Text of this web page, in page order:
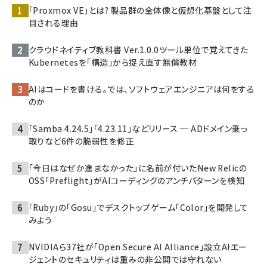
「Proxmox VE」とは? 製品群の全体像と仮想化基盤として注
目される理由
クラウドネイティブ教科書 Ver.1.0.0――ツール単位で覚えてきた
Kubernetesを「構造」から捉え直す無償教材
AIはコードを書ける。では、ソフトウェアエンジニアは何をする
のか
「Samba 4.24.5」「4.23.11」などリリース ─ ADドメイン乗っ
取りなど6件の脆弱性を修正
「今日はなぜか進まなかった」に名前が付いた――New Relicの
OSS「Preflight」がAIコーディングのアンチパターンを検知
「Ruby」の「Gosu」でデスクトップゲーム「Color」を開発して
みよう
NVIDIAら37社が「Open Secure AI Alliance」設立――AIエー
ジェントのセキュリティは重みの非公開では守れない